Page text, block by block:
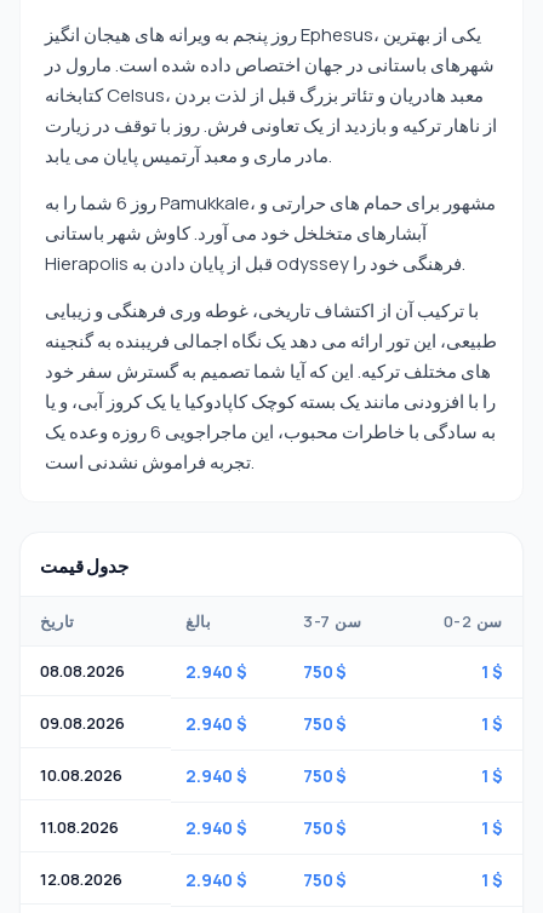
روز پنجم به ویرانه های هیجان انگیز Ephesus، یکی از بهترین
شهرهای باستانی در جهان اختصاص داده شده است. مارول در
کتابخانه Celsus، معبد هادریان و تئاتر بزرگ قبل از لذت بردن
از ناهار ترکیه و بازدید از یک تعاونی فرش. روز با توقف در زیارت
مادر ماری و معبد آرتمیس پایان می یابد.
روز 6 شما را به Pamukkale، مشهور برای حمام های حرارتی و
آبشارهای متخلخل خود می آورد. کاوش شهر باستانی
Hierapolis قبل از پایان دادن به odyssey فرهنگی خود را.
با ترکیب آن از اکتشاف تاریخی، غوطه وری فرهنگی و زیبایی
طبیعی، این تور ارائه می دهد یک نگاه اجمالی فریبنده به گنجینه
های مختلف ترکیه. این که آیا شما تصمیم به گسترش سفر خود
را با افزودنی مانند یک بسته کوچک کاپادوکیا یا یک کروز آبی، و یا
به سادگی با خاطرات محبوب، این ماجراجویی 6 روزه وعده یک
تجربه فراموش نشدنی است.
جدول قیمت
تاریخ بالغ 3-7 سن 0-2 سن
08.08.2026 2.940 $ 750 $ 1 $
09.08.2026 2.940 $ 750 $ 1 $
10.08.2026 2.940 $ 750 $ 1 $
11.08.2026 2.940 $ 750 $ 1 $
12.08.2026 2.940 $ 750 $ 1 $